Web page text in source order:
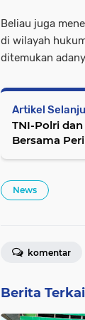
Beliau juga
di wilayah
ditemukan
Artikel
TNI-Polri
Bersama
News
komentar
Berita